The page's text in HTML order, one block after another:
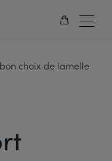
choix de lamelle